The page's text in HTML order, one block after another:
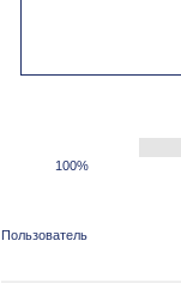
100%
Пользователь